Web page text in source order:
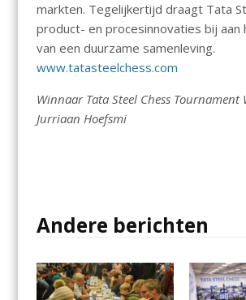
markten. Tegelijkertijd draagt ​​Tata
product- en procesinnovaties bij aan
van een duurzame samenleving.
www.tatasteelchess.com
Winnaar Tata Steel Chess Tournament
Jurriaan Hoefsmi
Andere berichten